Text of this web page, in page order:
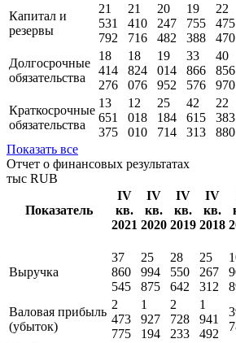
Капитал и
резервы
21
531
792
21
410
716
20
247
482
19
755
388
22
475
470
Долгосрочные
обязательства
18
414
276
18
824
076
19
014
952
33
866
576
40
856
970
Краткосрочные
обязательства
13
651
375
12
018
010
25
184
714
42
615
313
22
383
880
Показать все
Отчет о финансовых результатах
тыс RUB
Показатель
IV
кв.
2021
IV
кв.
2020
IV
кв.
2019
IV
кв.
2018
Выручка
37
860
545
25
994
875
28
550
642
25
267
312
Валовая прибыль
(убыток)
2
473
775
1
927
194
2
728
233
1
941
492